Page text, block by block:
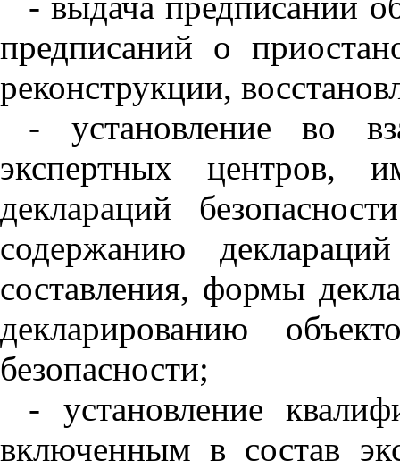
предписаний о
реконструкции,
- установление во
экспертных центров,
деклараций
содержанию
составления, формы
декларированию
безопасности;
- установление
включенным в состав